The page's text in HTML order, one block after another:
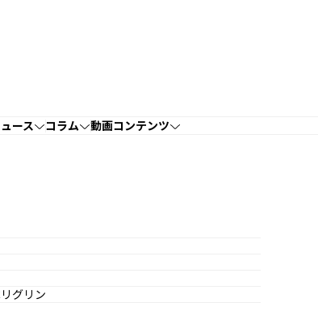
ース コラム 動画コンテンツ
グリン